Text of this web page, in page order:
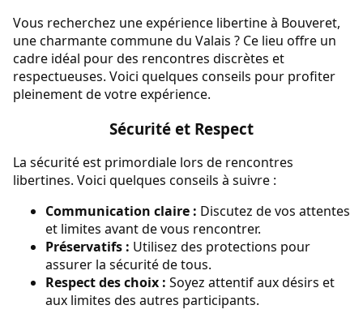
Vous recherchez une expérience libertine à Bouveret,
une charmante commune du Valais ? Ce lieu offre un
cadre idéal pour des rencontres discrètes et
respectueuses. Voici quelques conseils pour profiter
pleinement de votre expérience.
Sécurité et Respect
La sécurité est primordiale lors de rencontres
libertines. Voici quelques conseils à suivre :
Communication claire : Discutez de vos attentes
et limites avant de vous rencontrer.
Préservatifs : Utilisez des protections pour
assurer la sécurité de tous.
Respect des choix : Soyez attentif aux désirs et
aux limites des autres participants.